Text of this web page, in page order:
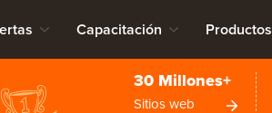
Capacitación Productos
30 Millones+
Sitios web